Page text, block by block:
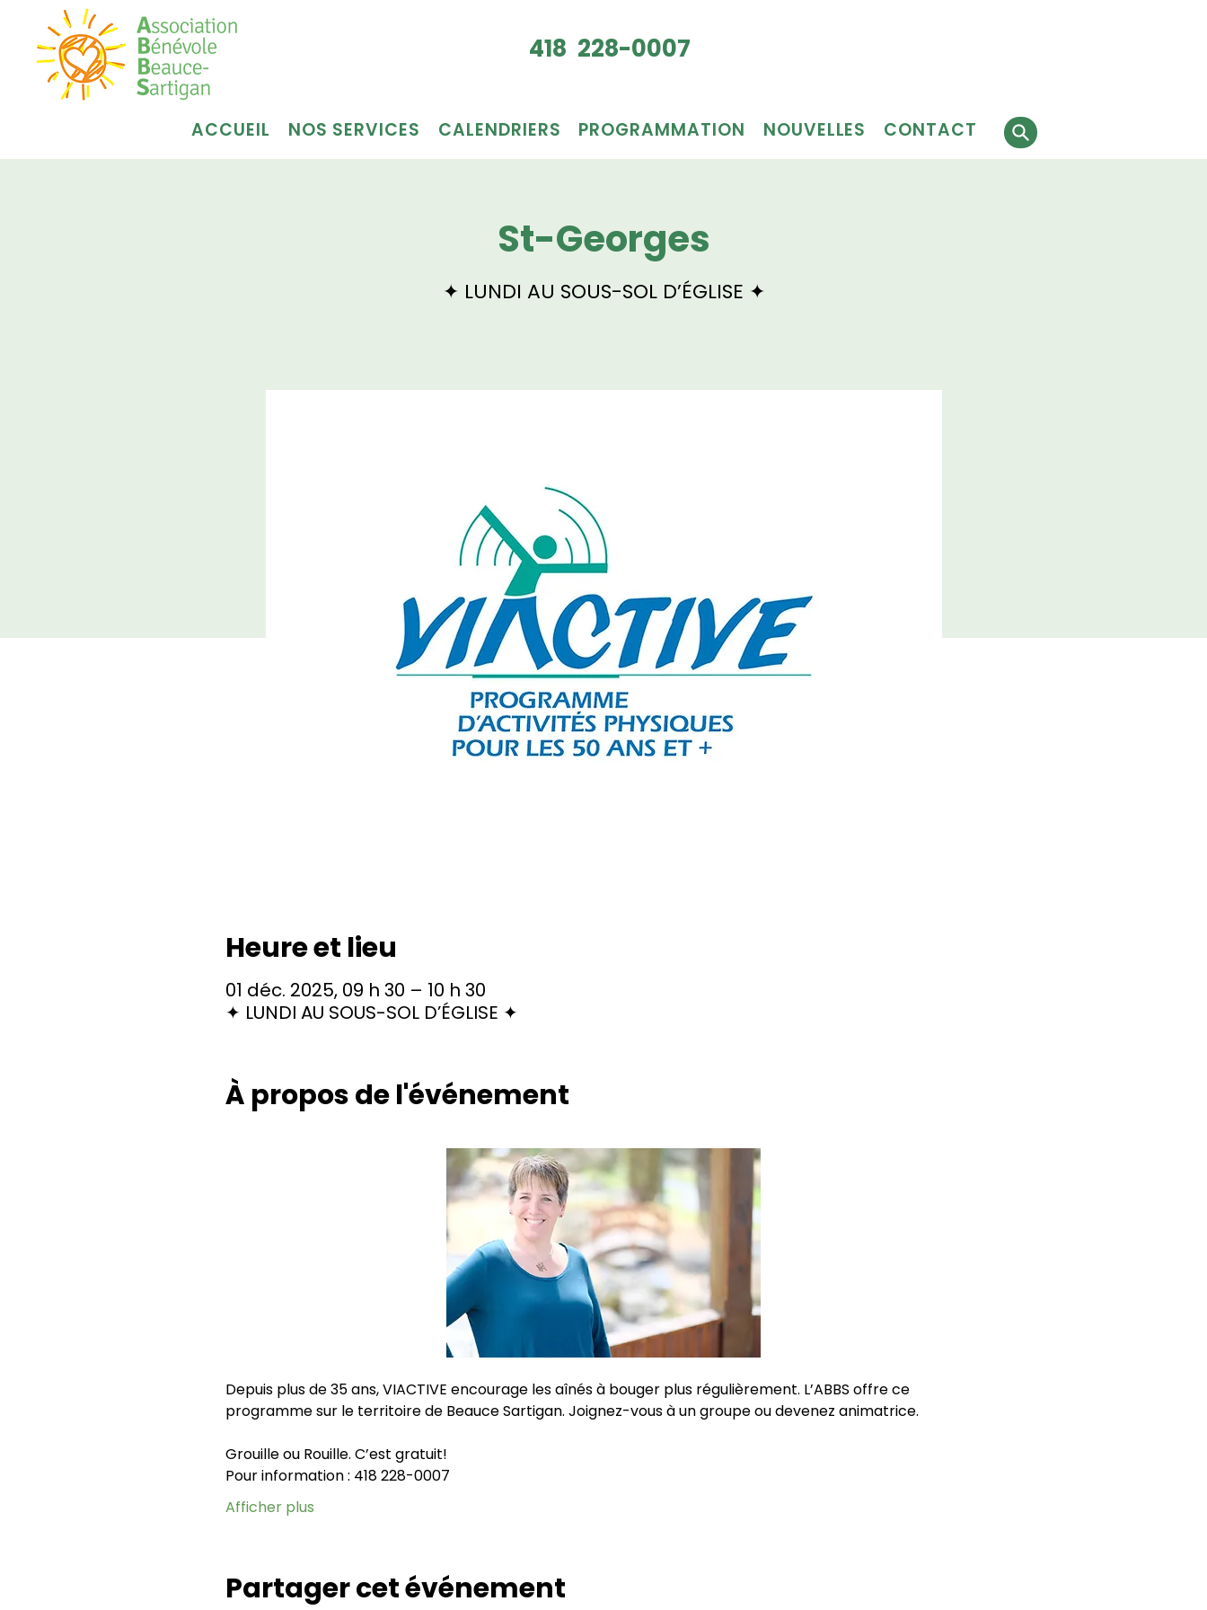
418 228-0007
ACCUEIL NOS SERVICES CALENDRIERS PROGRAMMATION NOUVELLES CONTACT
St-Georges
✦ LUNDI AU SOUS-SOL D’ÉGLISE ✦
Heure et lieu
01 déc. 2025, 09 h 30 – 10 h 30
✦ LUNDI AU SOUS-SOL D’ÉGLISE ✦
À propos de l'événement
Depuis plus de 35 ans, VIACTIVE encourage les aînés à bouger plus régulièrement. L’ABBS offre ce
programme sur le territoire de Beauce Sartigan. Joignez-vous à un groupe ou devenez animatrice.
Grouille ou Rouille. C’est gratuit!
Pour information : 418 228-0007
Afficher plus
Partager cet événement